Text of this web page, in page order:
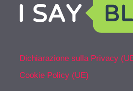
Dichiarazione sulla Privacy
Cookie Policy (UE)